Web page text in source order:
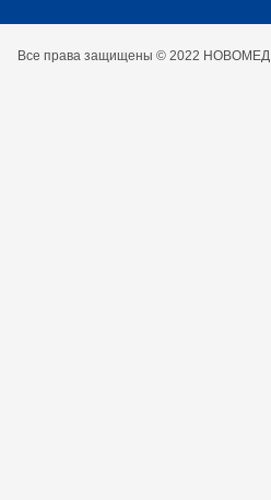
Все права защищены © 2022 НОВОМЕД